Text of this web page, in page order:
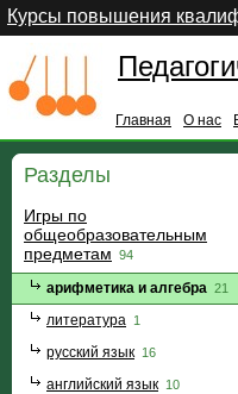
Курсы повышения
Главная О нас
Разделы
Игры по
общеобразовательным
предметам 94
арифметика и алгебра 21
литература 1
русский язык 16
английский язык 10